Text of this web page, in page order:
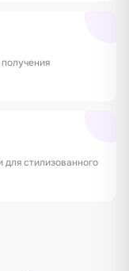
для стилизованного